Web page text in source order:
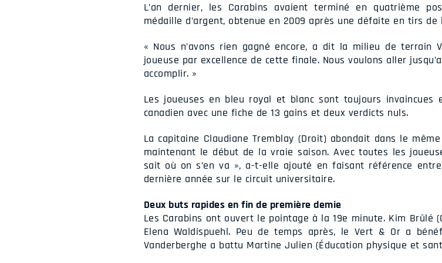
L’an dernier, les Carabins avaient terminé en quatrième
médaille d’argent, obtenue en 2009 après une défaite en tirs
« Nous n’avons rien gagné encore, a dit la milieu de terrain
joueuse par excellence de cette finale. Nous voulons aller
accomplir. »
Les joueuses en bleu royal et blanc sont toujours invaincues
canadien avec une fiche de 13 gains et deux verdicts nuls.
La capitaine Claudiane Tremblay (Droit) abondait dans le
maintenant le début de la vraie saison. Avec toutes les
sait où on s’en va », a-t-elle ajouté en faisant référence
dernière année sur le circuit universitaire.
Deux buts rapides en fin de première demie
Les Carabins ont ouvert le pointage à la 19e minute. Kim Brûlé
Elena Waldispuehl. Peu de temps après, le Vert & Or a
Vanderberghe a battu Martine Julien (Éducation physique et